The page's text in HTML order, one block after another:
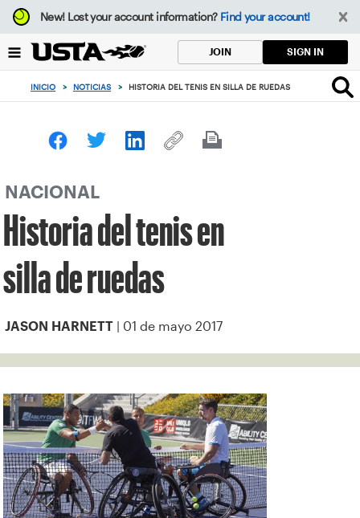
Enfoque
desde
botón
volver
principio
New!Lost your account information? Find your account!
JOIN SIGN IN
INICIO > NOTICIAS > HISTORIA DEL TENIS EN SILLA DE RUEDAS
NACIONAL
Historia del tenis en
silla de ruedas
JASON HARNETT | 01 de mayo 2017